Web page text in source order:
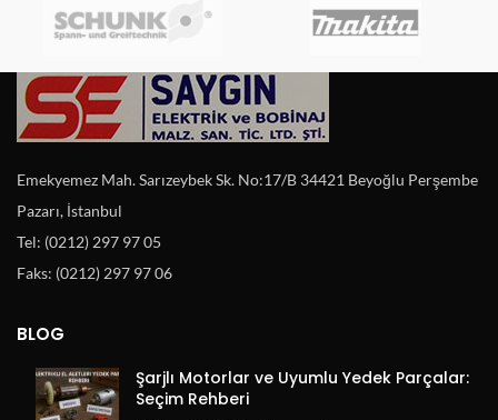
Emekyemez Mah. Sarızeybek Sk. No:17/B 34421 Beyoğlu Perşembe
Pazarı, İstanbul
Tel: (0212) 297 97 05
Faks: (0212) 297 97 06
BLOG
Şarjlı Motorlar ve Uyumlu Yedek Parçalar:
Seçim Rehberi